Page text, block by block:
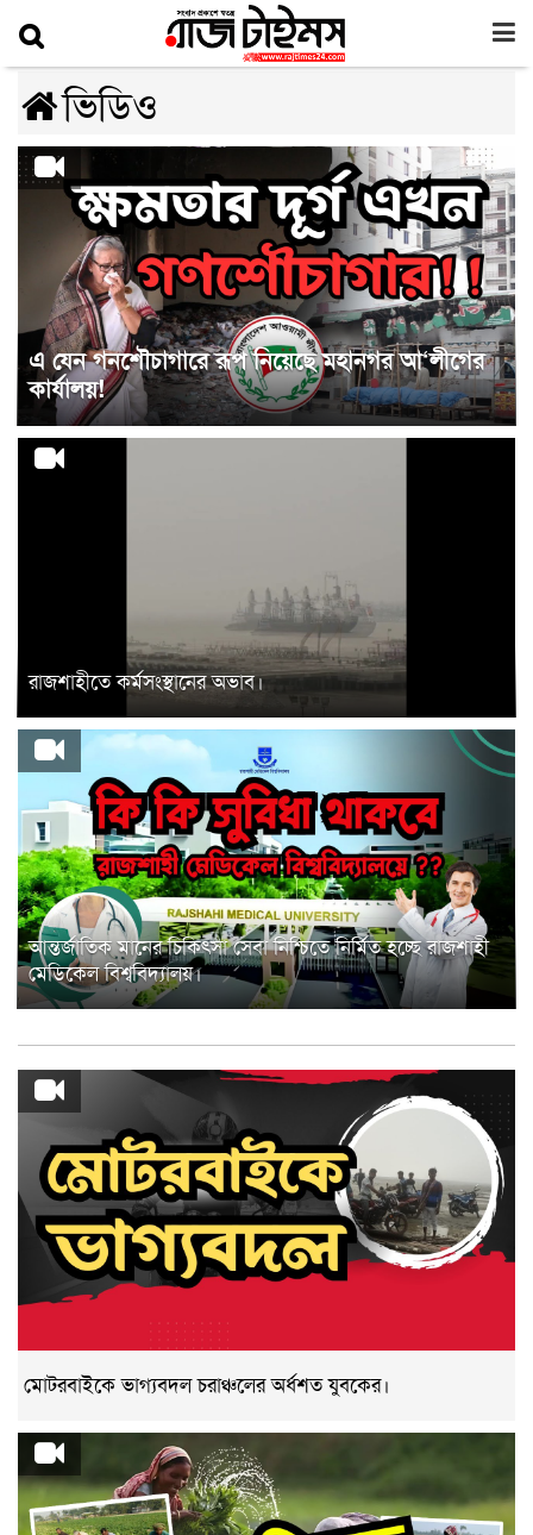
ভিডিও
এ যেন গনশৌচাগারে রূপ নিয়েছে মহানগর আ‘লীগের
কার্যালয়!
রাজশাহীতে কর্মসংস্থানের অভাব।
আন্তর্জাতিক মানের চিকিৎসা সেবা নিশ্চিতে নির্মিত হচ্ছে রাজশাহী
মেডিকেল বিশ্ববিদ্যালয়।
মোটরবাইকে ভাগ্যবদল চরাঞ্চলের অর্ধশত যুবকের।